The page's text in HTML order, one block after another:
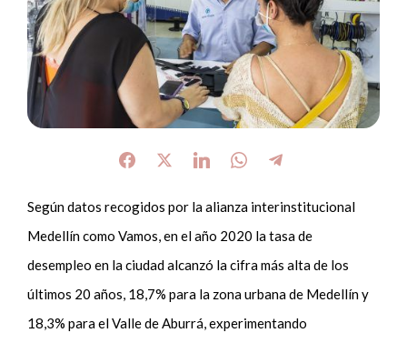
Según datos recogidos por la alianza interinstitucional
Medellín como Vamos, en el año 2020 la tasa de
desempleo en la ciudad alcanzó la cifra más alta de los
últimos 20 años, 18,7% para la zona urbana de Medellín y
18,3% para el Valle de Aburrá, experimentando